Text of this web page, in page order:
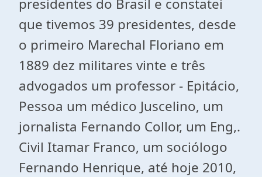
presidentes do Brasil e constatei
que tivemos 39 presidentes, desde
o primeiro Marechal Floriano em
1889 dez militares vinte e três
advogados um professor - Epitácio,
Pessoa um médico Juscelino, um
jornalista Fernando Collor, um Eng,.
Civil Itamar Franco, um sociólogo
Fernando Henrique, até hoje 2010,